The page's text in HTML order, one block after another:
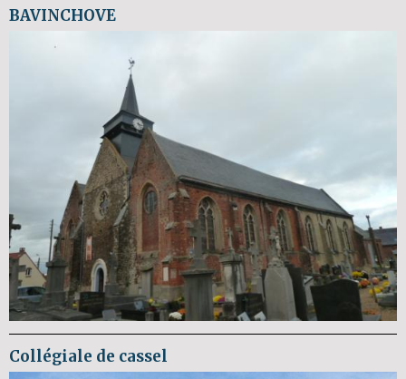
BAVINCHOVE
Collégiale de cassel